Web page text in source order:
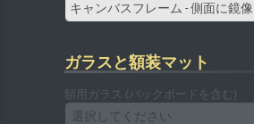
キャンバスフレーム - 側面に鏡像
ガラスと額装マット
額用ガラス (バックボードを含む)
選択してください